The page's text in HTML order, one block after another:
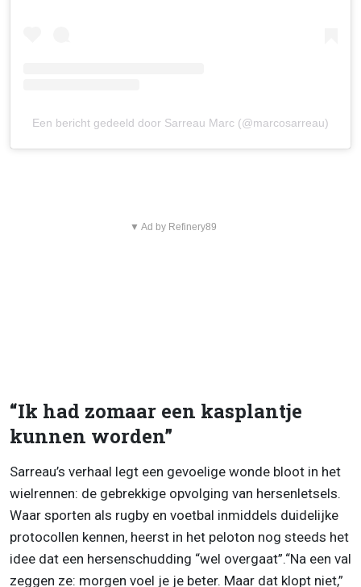
Een bericht gedeeld door Sarreau Marc (@marcosarreau)
▼ Ad by Refinery89
“Ik had zomaar een kasplantje
kunnen worden”
Sarreau’s verhaal legt een gevoelige wonde bloot in het
wielrennen: de gebrekkige opvolging van hersenletsels.
Waar sporten als rugby en voetbal inmiddels duidelijke
protocollen kennen, heerst in het peloton nog steeds het
idee dat een hersenschudding “wel overgaat”.“Na een val
zeggen ze: morgen voel je je beter. Maar dat klopt niet,”